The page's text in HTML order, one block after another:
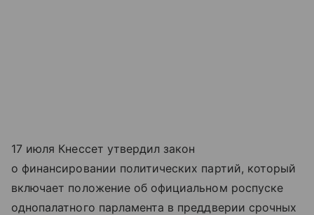
17 июля Кнессет утвердил закон
о финансировании политических партий, который
включает положение об официальном роспуске
однопалатного парламента в преддверии срочных